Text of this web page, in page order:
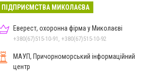
ПІДПРИЄМСТВА МИКОЛАЄВА
Еверест, охоронна фірма у Миколаєві
+380(67)515-10-91, +380(67)515-10-92
МАУП, Причорноморський інформаційний
центр